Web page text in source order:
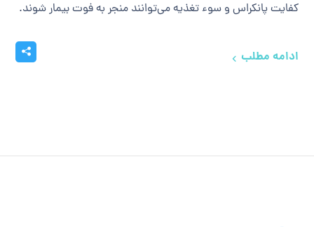
کفایت پانکراس و سوء تغذیه می‌توانند منجر به فوت بیمار شوند.
ادامه مطلب